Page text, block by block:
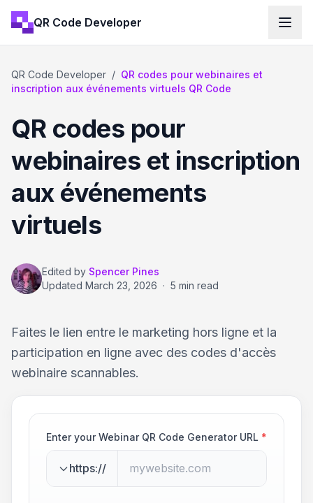
QR Code Developer
QR Code Developer / QR codes pour webinaires et
inscription aux événements virtuels QR Code
QR codes pour
webinaires et inscription
aux événements
virtuels
Edited by Spencer Pines
Updated March 23, 2026 · 5 min read
Faites le lien entre le marketing hors ligne et la
participation en ligne avec des codes d'accès
webinaire scannables.
Enter your Webinar QR Code Generator URL *
https://